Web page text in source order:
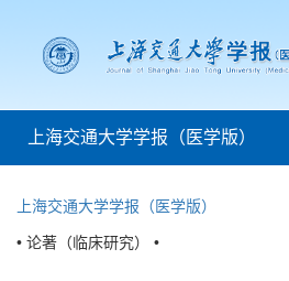
上海交通大学学报（医学版）
上海交通大学学报（医学版）
• 论著（临床研究） •